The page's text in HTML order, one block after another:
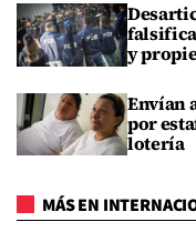
y
Envían
por
lotería
MÁS EN